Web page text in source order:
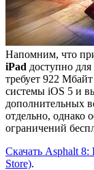
Напомним, что
iPad доступно
требует 922
системы iOS 5 и
дополнительных
отдельно, однако
ограничений
Скачать Asphalt 8:
Store).